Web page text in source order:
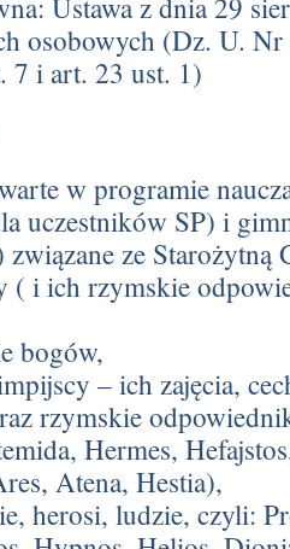
Ustawa z dnia 29
osobowych (Dz. U.
7 i art. 23 ust. 1)
w programie
uczestników SP) i
ze Starożytną
( i ich rzymskie
bogów,
– ich zajęcia,
rzymskie
, Hermes, Hefajstos
, Atena, Hestia),
herosi, ludzie, czyli: